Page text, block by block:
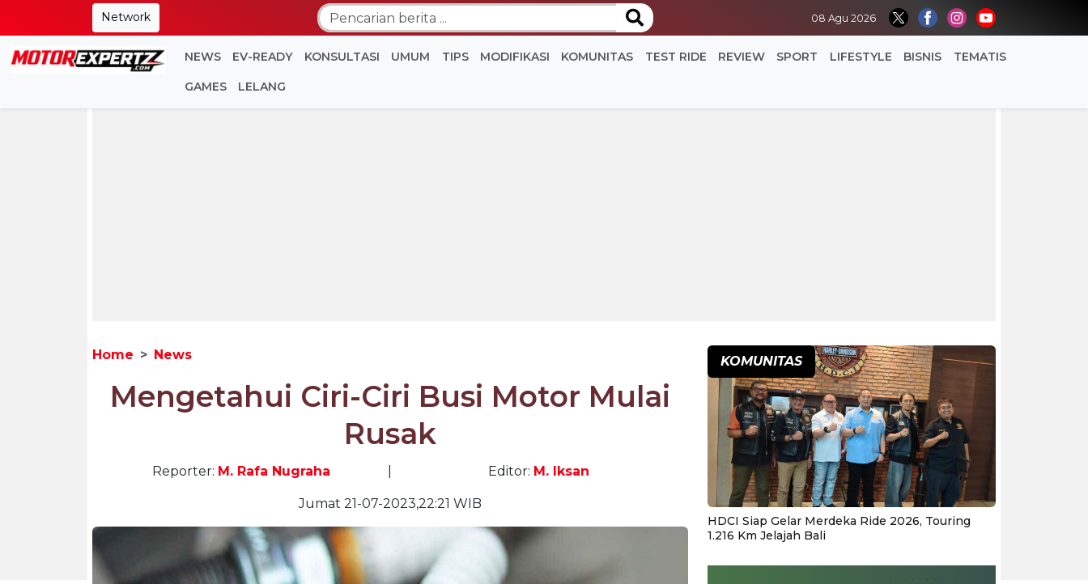
Network 08 Agu 2026
NEWS EV-READY KONSULTASI UMUM TIPS MODIFIKASI KOMUNITAS TEST RIDE REVIEW SPORT LIFESTYLE BISNIS TEMATIS
GAMES LELANG
Home News
Mengetahui Ciri-Ciri Busi Motor Mulai
Rusak
Reporter: M. Rafa Nugraha Editor: M. Iksan
Jumat 21-07-2023,22:21 WIB
KOMUNITAS
HDCI Siap Gelar Merdeka Ride 2026, Touring
1.216 Km Jelajah Bali